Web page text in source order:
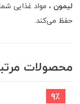
لیمون ، مواد غذایی
حفظ می‌کند.
محصولات
9٪